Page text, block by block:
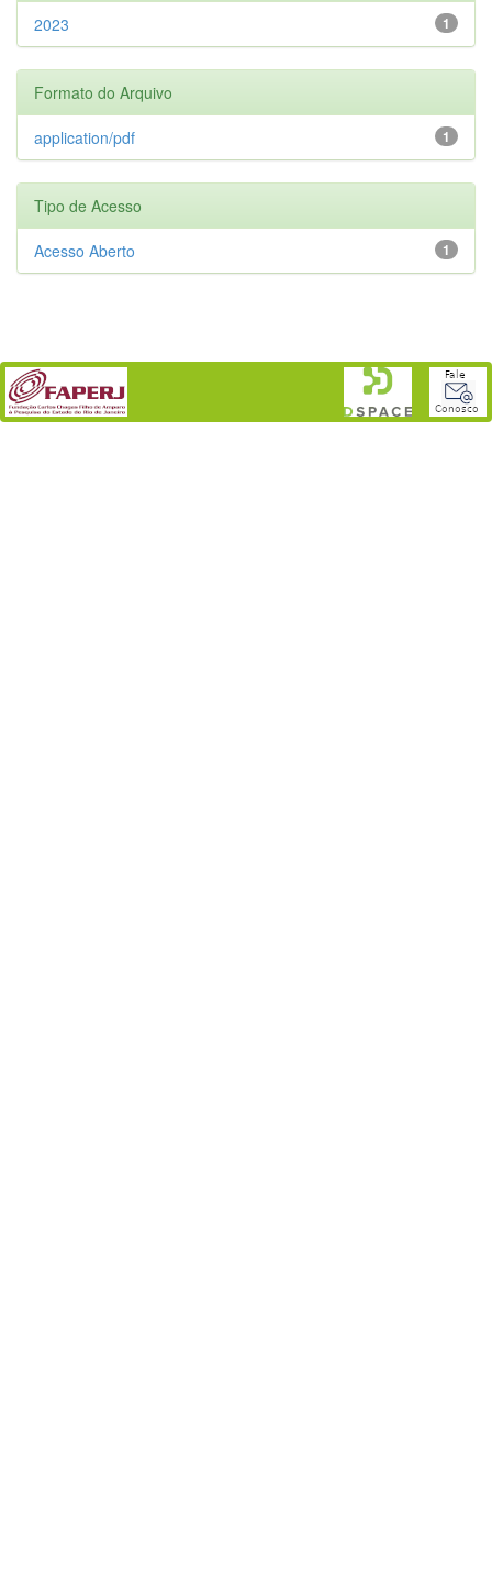
1
2023
Formato do Arquivo
1
application/pdf
Tipo de Acesso
1
Acesso Aberto